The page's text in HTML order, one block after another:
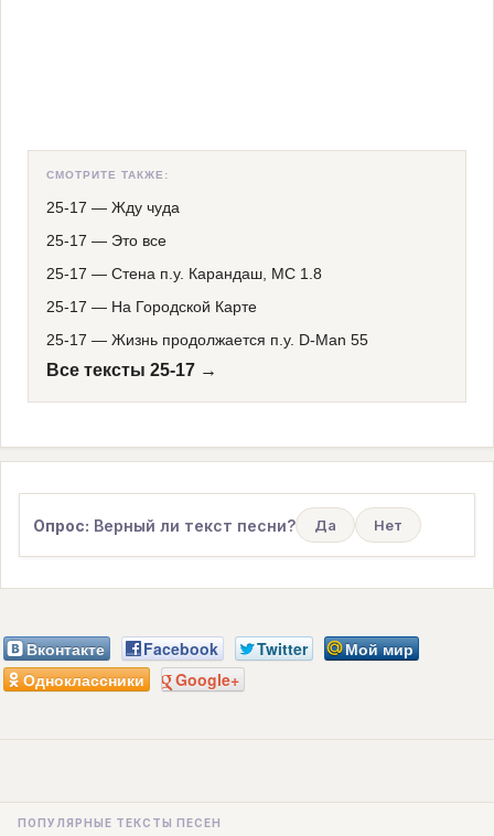
СМОТРИТЕ ТАКЖЕ:
25-17 — Жду чуда
25-17 — Это все
25-17 — Стена п.у. Карандаш, МС 1.8
25-17 — На Городской Карте
25-17 — Жизнь продолжается п.у. D-Man 55
Все тексты 25-17 →
Опрос: Верный ли текст песни? Да Нет
Вконтакте Facebook Twitter
Мой мир
Одноклассники
Google+
ПОПУЛЯРНЫЕ ТЕКСТЫ ПЕСЕН